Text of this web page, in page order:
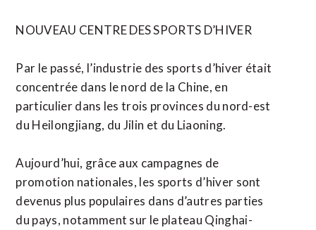
NOUVEAU CENTRE DES SPORTS D’HIVER
Par le passé, l’industrie des sports d’hiver était
concentrée dans le nord de la Chine, en
particulier dans les trois provinces du nord-est
du Heilongjiang, du Jilin et du Liaoning.
Aujourd’hui, grâce aux campagnes de
promotion nationales, les sports d’hiver sont
devenus plus populaires dans d’autres parties
du pays, notamment sur le plateau Qinghai-